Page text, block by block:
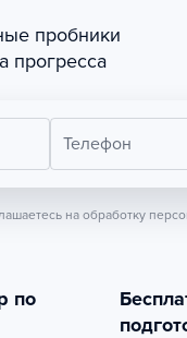
пробники
прогресса
Телефон
на обработку
по